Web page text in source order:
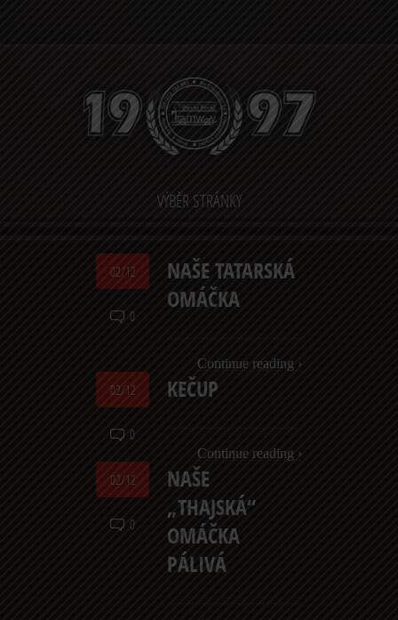
VÝBĚR STRÁNKY
02/12
0
NAŠE TATARSKÁ
OMÁČKA
Continue reading ›
02/12
0
KEČUP
Continue reading ›
02/12
0
NAŠE
„THAJSKÁ“
OMÁČKA
PÁLIVÁ